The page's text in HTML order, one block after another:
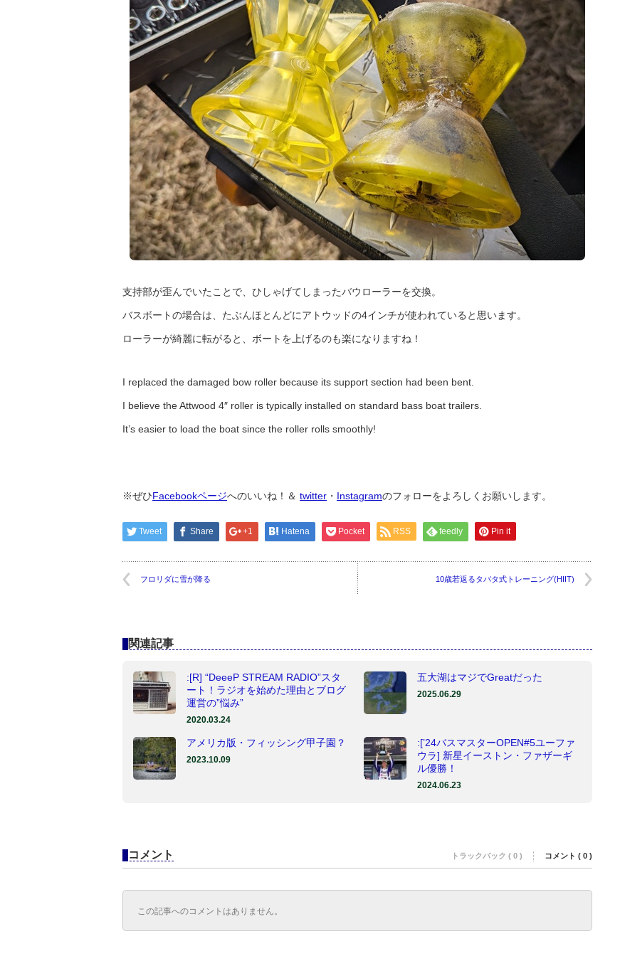
支持部が歪んでいたことで、ひしゃげてしまったバウローラーを交換。
バスボートの場合は、たぶんほとんどにアトウッドの4インチが使われていると思います。
ローラーが綺麗に転がると、ボートを上げるのも楽になりますね！
I replaced the damaged bow roller because its support section had been bent.
I believe the Attwood 4″ roller is typically installed on standard bass boat trailers.
It’s easier to load the boat since the roller rolls smoothly!
※ぜひFacebookページへのいいね！＆ twitter ・ Instagramのフォローをよろしくお願いします。
Tweet Share +1 Hatena Pocket RSS feedly Pin it
フロリダに雪が降る 10歳若返るタバタ式トレーニング(HIIT)
関連記事
:[R] “DeeeP STREAM RADIO”スタ
ート！ラジオを始めた理由とブログ
運営の”悩み”
2020.03.24
五大湖はマジでGreatだった
2025.06.29
アメリカ版・フィッシング甲子園？
2023.10.09
:[’24バスマスターOPEN#5ユーファ
ウラ] 新星イーストン・ファザーギ
ル優勝！
2024.06.23
コメント トラックバック ( 0 ) コメント ( 0 )
この記事へのコメントはありません。